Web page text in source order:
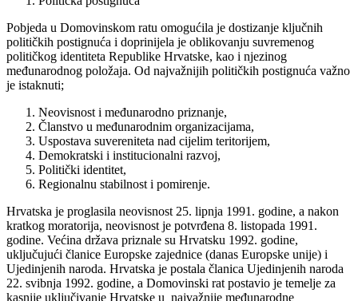
Pobjeda u Domovinskom ratu omogućila je dostizanje ključnih
političkih postignuća i doprinijela je oblikovanju suvremenog
političkog identiteta Republike Hrvatske, kao i njezinog
međunarodnog položaja. Od najvažnijih političkih postignuća važno
je istaknuti;
Neovisnost i međunarodno priznanje,
Članstvo u međunarodnim organizacijama,
Uspostava suvereniteta nad cijelim teritorijem,
Demokratski i institucionalni razvoj,
Politički identitet,
Regionalnu stabilnost i pomirenje.
Hrvatska je proglasila neovisnost 25. lipnja 1991. godine, a nakon
kratkog moratorija, neovisnost je potvrđena 8. listopada 1991.
godine. Većina država priznale su Hrvatsku 1992. godine,
uključujući članice Europske zajednice (danas Europske unije) i
Ujedinjenih naroda. Hrvatska je postala članica Ujedinjenih naroda
22. svibnja 1992. godine, a Domovinski rat postavio je temelje za
kasnije uključivanje Hrvatske u najvažnije međunarodne